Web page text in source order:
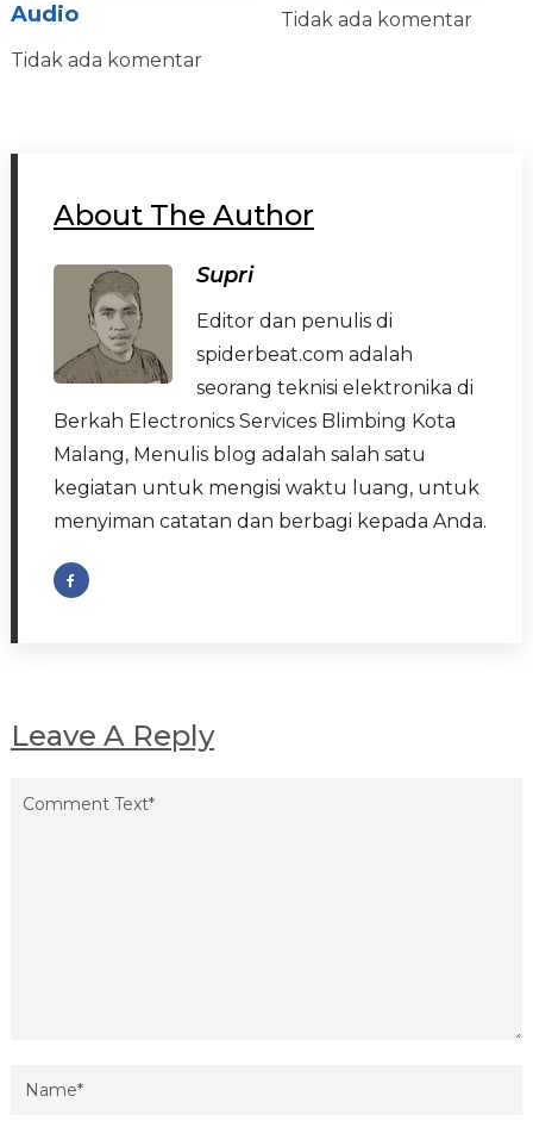
Audio
Tidak ada komentar
Tidak ada komentar
About The Author
Supri
Editor dan penulis di
spiderbeat.com adalah
seorang teknisi elektronika di
Berkah Electronics Services Blimbing Kota
Malang, Menulis blog adalah salah satu
kegiatan untuk mengisi waktu luang, untuk
menyiman catatan dan berbagi kepada Anda.
Leave A Reply